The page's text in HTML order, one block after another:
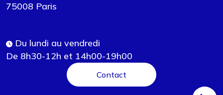
75008 Paris
Du lundi au vendredi
De 8h30-12h et 14h00-19h00
Contact